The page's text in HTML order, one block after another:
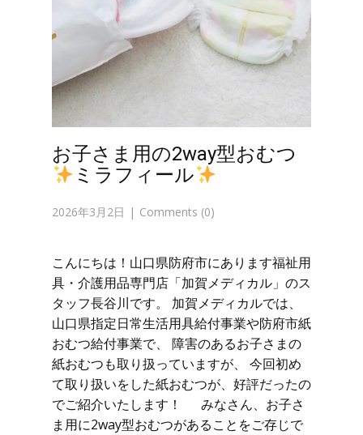
お子さま用の2way型おむつ
ミラフィール
2026年3月2日 Comments (0)
こんにちは！山口県防府市にあります福祉用
具・介護用品専門店「加賀メディカル」のス
タッフ長谷川です。 加賀メディカルでは、
山口県指定日常生活用具給付事業や防府市紙
おむつ給付事業で、 障害のあるお子さまの
紙おむつも取り扱っていますが、 今回初め
て取り扱いをした紙おむつが、好評だったの
でご紹介いたします！ みなさん、お子さ
ま用に2way型おむつがあることをご存じで